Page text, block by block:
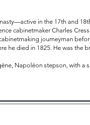
in the 17th and
cabinetmaker Charles
journeyman
he died in 1825. He was the
Napoléon stepson, with a